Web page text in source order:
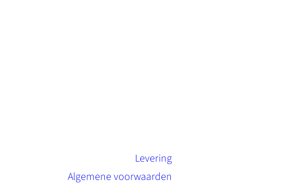
Levering
Algemene voorwaarden